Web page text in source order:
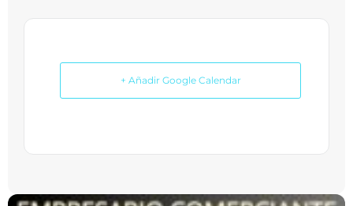
+ Añadir Google Calendar